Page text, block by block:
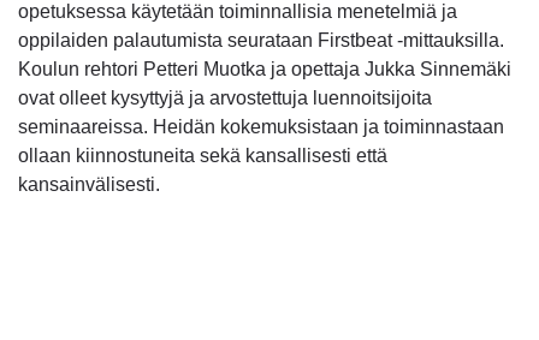
opetuksessa käytetään toiminnallisia menetelmiä ja
oppilaiden palautumista seurataan Firstbeat -mittauksilla.
Koulun rehtori Petteri Muotka ja opettaja Jukka Sinnemäki
ovat olleet kysyttyjä ja arvostettuja luennoitsijoita
seminaareissa. Heidän kokemuksistaan ja toiminnastaan
ollaan kiinnostuneita sekä kansallisesti että
kansainvälisesti.